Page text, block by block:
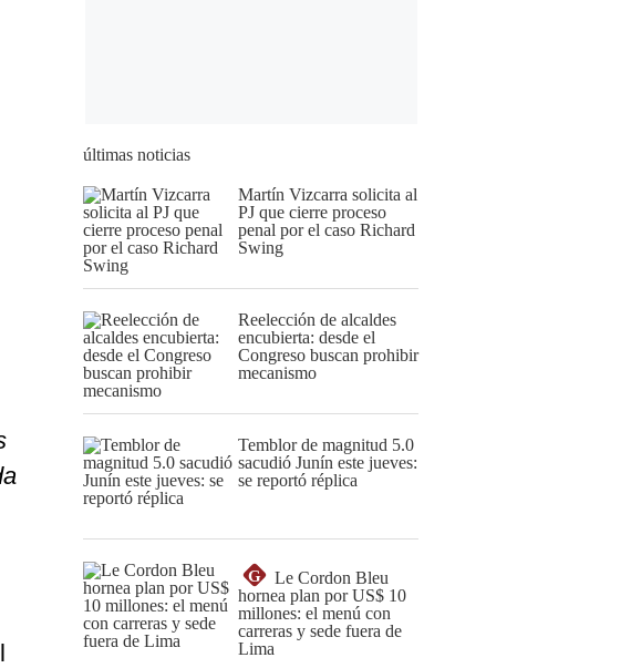
últimas noticias
Martín Vizcarra solicita al
PJ que cierre proceso
penal por el caso Richard
Swing
Reelección de alcaldes
encubierta: desde el
Congreso buscan prohibir
mecanismo
Temblor de magnitud 5.0
sacudió Junín este jueves:
se reportó réplica
G
Le Cordon Bleu
hornea plan por US$ 10
millones: el menú con
carreras y sede fuera de
Lima